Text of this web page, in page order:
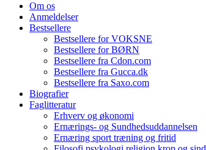
Om os
Anmeldelser
Bestsellere
Bestsellere for VOKSNE
Bestsellere for BØRN
Bestsellere fra Cdon.com
Bestsellere fra Gucca.dk
Bestsellere fra Saxo.com
Biografier
Faglitteratur
Erhverv og økonomi
Ernærings- og Sundhedsuddannelsen
Ernæring sport træning og fritid